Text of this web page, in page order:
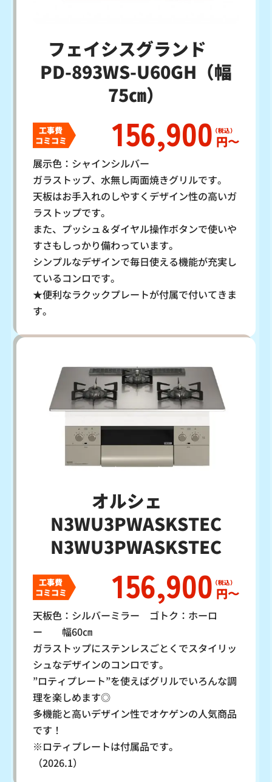
フェイシスグランド
PD-893WS-U60GH（幅
75㎝）
工事費
コミコミ
156,900 円〜
展示色：シャインシルバー
ガラストップ、水無し両面焼きグリルです。
天板はお手入れのしやすくデザイン性の高いガ
ラストップです。
また、プッシュ＆ダイヤル操作ボタンで使いや
すさもしっかり備わっています。
シンプルなデザインで毎日使える機能が充実し
ているコンロです。
★便利なラクックプレートが付属で付いてきま
す。
オルシェ
N3WU3PWASKSTEC
N3WU3PWASKSTEC
工事費
コミコミ
156,900 円〜
天板色：シルバーミラー ゴトク：ホーロ
ー 幅60㎝
ガラストップにステンレスごとくでスタイリッ
シュなデザインのコンロです。
”ロティプレート”を使えばグリルでいろんな調
理を楽しめます◎
多機能と高いデザイン性でオケゲンの人気商品
です！
※ロティプレートは付属品です。
（2026.1）